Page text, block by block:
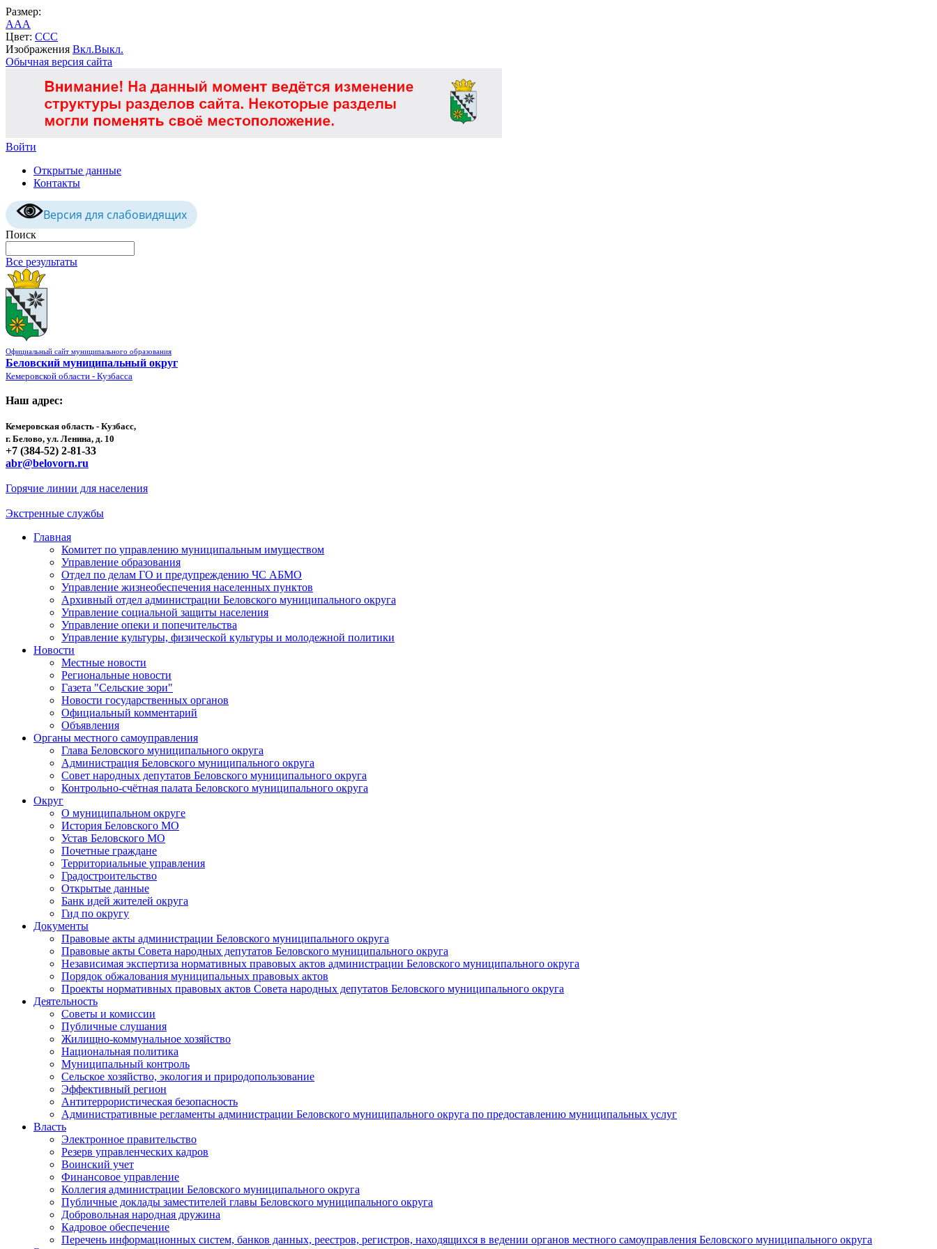
Размер:
AAA
Цвет: CCC
Изображения Вкл.Выкл.
Обычная версия сайта
Войти
Открытые данные
Контакты
Версия для слабовидящих
Поиск
Все результаты
Официальный сайт муниципального образования
Беловский муниципальный округ
Кемеровской области - Кузбасса
Наш адрес:
Кемеровская область - Кузбасс,
г. Белово, ул. Ленина, д. 10
+7 (384-52) 2-81-33
abr@belovorn.ru
Горячие линии для населения
Экстренные службы
Главная
Комитет по управлению муниципальным имуществом
Управление образования
Отдел по делам ГО и предупреждению ЧС АБМО
Управление жизнеобеспечения населенных пунктов
Архивный отдел администрации Беловского муниципального округа
Управление социальной защиты населения
Управление опеки и попечительства
Управление культуры, физической культуры и молодежной политики
Новости
Местные новости
Региональные новости
Газета "Сельские зори"
Новости государственных органов
Официальный комментарий
Объявления
Органы местного самоуправления
Глава Беловского муниципального округа
Администрация Беловского муниципального округа
Совет народных депутатов Беловского муниципального округа
Контрольно-счётная палата Беловского муниципального округа
Округ
О муниципальном округе
История Беловского МО
Устав Беловского МО
Почетные граждане
Территориальные управления
Градостроительство
Открытые данные
Банк идей жителей округа
Гид по округу
Документы
Правовые акты администрации Беловского муниципального округа
Правовые акты Совета народных депутатов Беловского муниципального округа
Независимая экспертиза нормативных правовых актов администрации Беловского муниципального округа
Порядок обжалования муниципальных правовых актов
Проекты нормативных правовых актов Совета народных депутатов Беловского муниципального округа
Деятельность
Советы и комиссии
Публичные слушания
Жилищно-коммунальное хозяйство
Национальная политика
Муниципальный контроль
Сельское хозяйство, экология и природопользование
Эффективный регион
Антитеррористическая безопасность
Административные регламенты администрации Беловского муниципального округа по предоставлению муниципальных услуг
Власть
Электронное правительство
Резерв управленческих кадров
Воинский учет
Финансовое управление
Коллегия администрации Беловского муниципального округа
Публичные доклады заместителей главы Беловского муниципального округа
Добровольная народная дружина
Кадровое обеспечение
Перечень информационных систем, банков данных, реестров, регистров, находящихся в ведении органов местного самоуправления Беловского муниципального округа